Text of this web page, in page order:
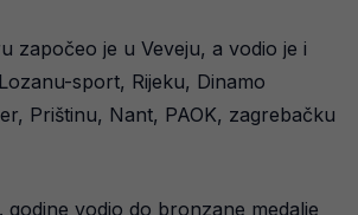
započeo je u Veveju, a vodio je i
sport, Rijeku, Dinamo
Prištinu, Nant, PAOK, zagrebačku
godine vodio do bronzane medalje